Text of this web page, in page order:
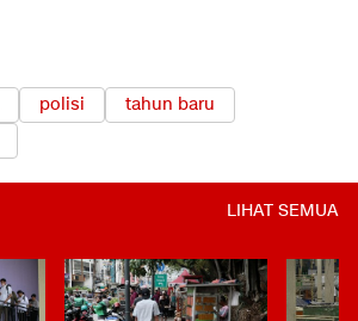
polisi
tahun baru
LIHAT SEMUA